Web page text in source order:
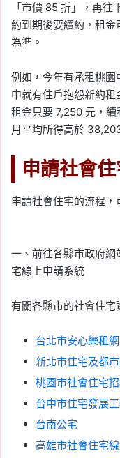
「市價 85 折」，再
約到期後要續約，租
為準。
例如，今年有承租桃
中就有住戶抱怨新約
租金只要 7,250 元，
月平均所得高於
申請社會
申請社會住宅的流程，
一、前往各縣市政府
宅線上申請系統
有關各縣市的社會住宅
台北市安心樂租網
新北市住宅及都
桃園市社會住宅
台中市住宅發展
台南公宅
高雄市社會住宅